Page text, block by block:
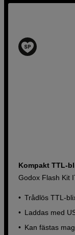
Kompakt TTL-
Godox Flash Kit
Trådlös TTL-
Laddas med
Kan fästas